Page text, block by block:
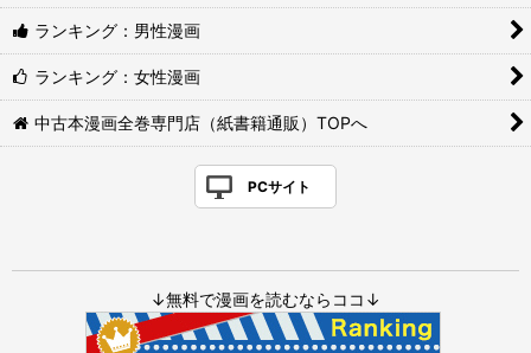
ランキング：男性漫画
ランキング：女性漫画
中古本漫画全巻専門店（紙書籍通販）TOPへ
PCサイト
↓無料で漫画を読むならココ↓